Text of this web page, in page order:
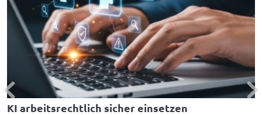
Previous Next
KI arbeitsrechtlich sicher einsetzen